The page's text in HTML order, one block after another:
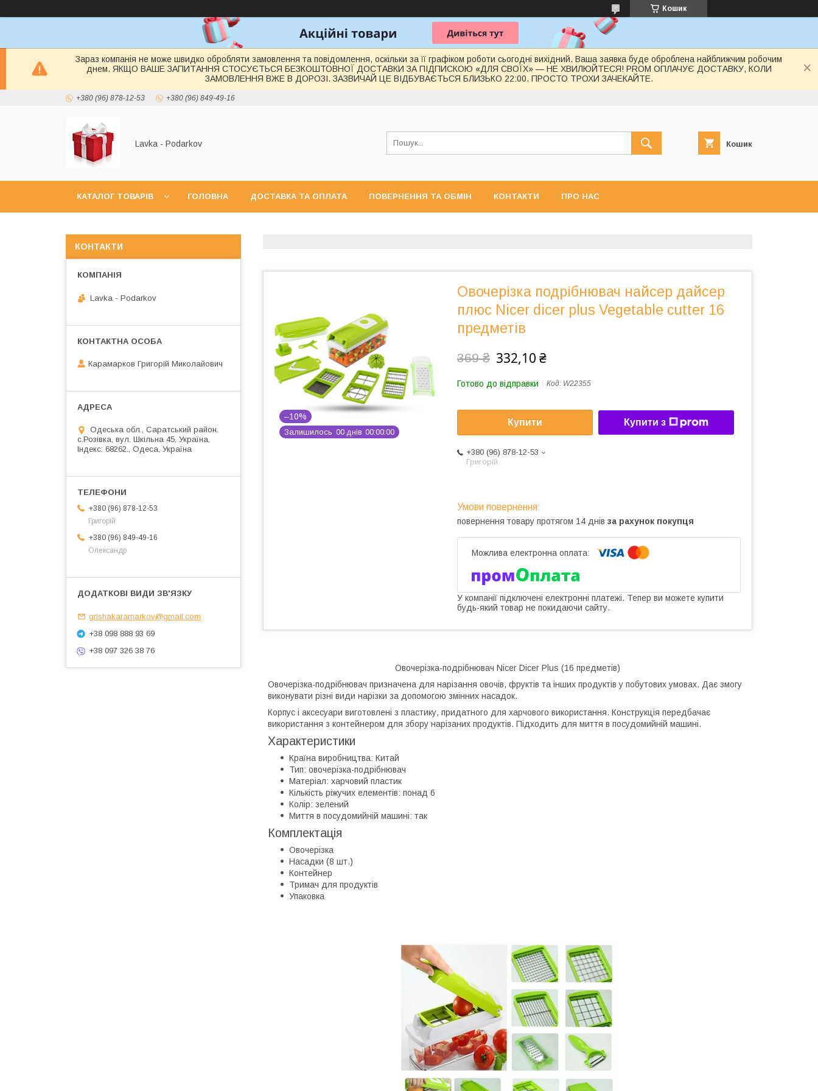
Кошик
Зараз компанія не може швидко обробляти замовлення та повідомлення, оскільки за її графіком роботи сьогодні вихідний. Ваша заявка буде оброблена найближчим робочим
днем. ЯКЩО ВАШЕ ЗАПИТАННЯ СТОСУЄТЬСЯ БЕЗКОШТОВНОЇ ДОСТАВКИ ЗА ПІДПИСКОЮ «ДЛЯ СВОЇХ» — НЕ ХВИЛЮЙТЕСЯ! PROM ОПЛАЧУЄ ДОСТАВКУ, КОЛИ
ЗАМОВЛЕННЯ ВЖЕ В ДОРОЗІ. ЗАЗВИЧАЙ ЦЕ ВІДБУВАЄТЬСЯ БЛИЗЬКО 22:00. ПРОСТО ТРОХИ ЗАЧЕКАЙТЕ.
+380 (96) 878-12-53 +380 (96) 849-49-16
Lavka - Podarkov Кошик
КАТАЛОГ ТОВАРІВ ГОЛОВНА ДОСТАВКА ТА ОПЛАТА ПОВЕРНЕННЯ ТА ОБМІН КОНТАКТИ ПРО НАС
–10%
Залишилось 00 днів 00 00 00
Овочерізка подрібнювач найсер дайсер
плюс Nicer dicer plus Vegetable cutter 16
предметів
369 ₴ 332,10 ₴
Готово до відправки Код: W22355
Купити Купити з
+380 (96) 878-12-53
Григорій
повернення товару протягом 14 днів за рахунок покупця
У компанії підключені електронні платежі. Тепер ви можете купити
будь-який товар не покидаючи сайту.
Овочерізка-подрібнювач Nicer Dicer Plus (16 предметів)
Овочерізка-подрібнювач призначена для нарізання овочів, фруктів та інших продуктів у побутових умовах. Дає змогу
виконувати різні види нарізки за допомогою змінних насадок.
Корпус і аксесуари виготовлені з пластику, придатного для харчового використання. Конструкція передбачає
використання з контейнером для збору нарізаних продуктів. Підходить для миття в посудомийній машині.
Характеристики
Країна виробництва: Китай
Тип: овочерізка-подрібнювач
Матеріал: харчовий пластик
Кількість ріжучих елементів: понад 6
Колір: зелений
Миття в посудомийній машині: так
Комплектація
Овочерізка
Насадки (8 шт.)
Контейнер
Тримач для продуктів
Упаковка
КОНТАКТИ
Lavka - Podarkov
Карамарков Григорій Миколайович
Одеська обл., Саратський район.
с.Розівка, вул. Шкільна 45, Україна,
Індекс: 68262., Одеса, Україна
+380 (96) 878-12-53
Григорій
+380 (96) 849-49-16
Олександр
grishakaramarkov@gmail.com
+38 098 888 93 69
+38 097 326 38 76